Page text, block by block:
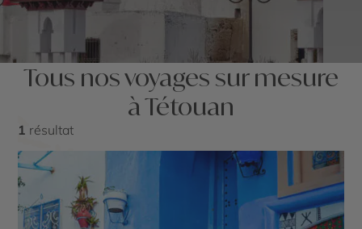
Tous nos voyages sur mesure
à Tétouan
1 résultat